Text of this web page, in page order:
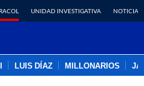
UNIDAD INVESTIGATIVA NOTICIAS
LUIS DÍAZ MILLONARIOS